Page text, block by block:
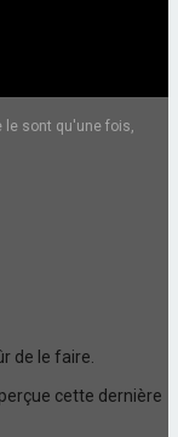
sont qu'une fois,
de le faire.
cette dernière